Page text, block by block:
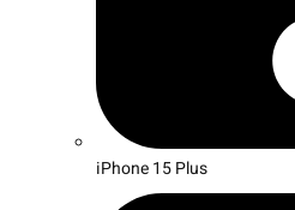
iPhone 15 Plus